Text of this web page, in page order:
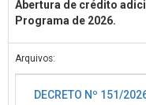
Abertura de crédito
Programa de 2026.
Arquivos:
DECRETO Nº 151/